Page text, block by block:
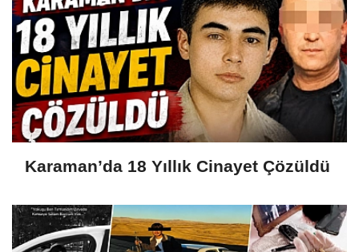
Karaman’da 18 Yıllık Cinayet Çözüldü